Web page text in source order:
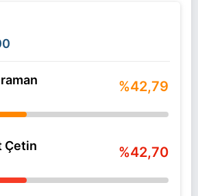
%42,79
Çetin %42,70